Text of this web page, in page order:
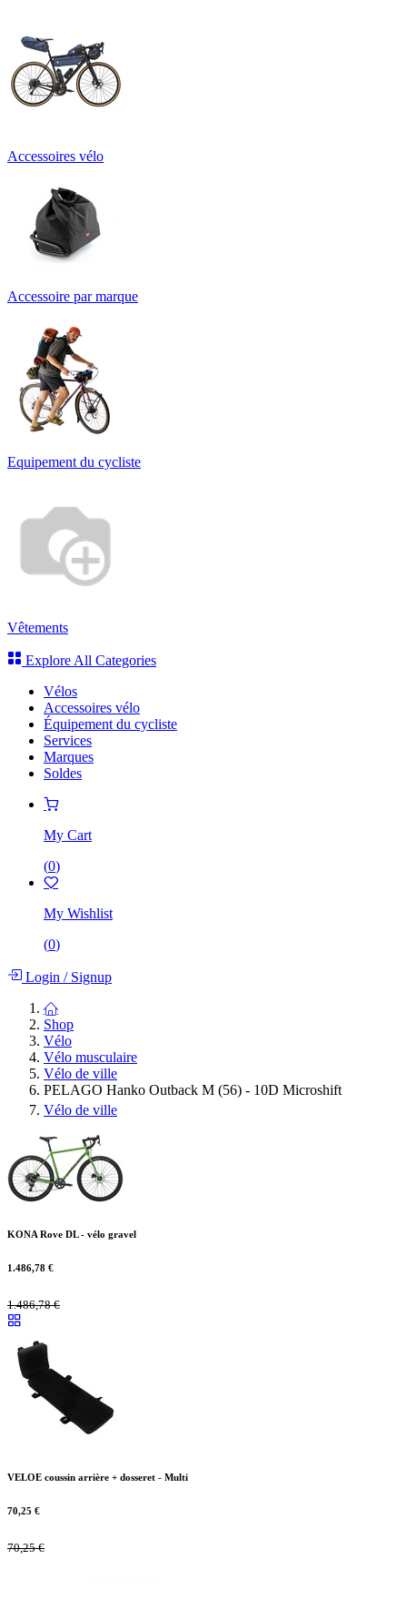
Accessoires vélo
Accessoire par marque
Equipement du cycliste
Vêtements
Explore All Categories
Vélos
Accessoires vélo
Équipement du cycliste
Services
Marques
Soldes
My Cart
(0)
My Wishlist
(0)
Login /Signup
Shop
Vélo
Vélo musculaire
Vélo de ville
PELAGO Hanko Outback M (56) - 10D Microshift
Vélo de ville
KONA Rove DL - vélo gravel
1.486,78 €
1.486,78€
VELOE coussin arrière + dosseret - Multi
70,25 €
70,25€